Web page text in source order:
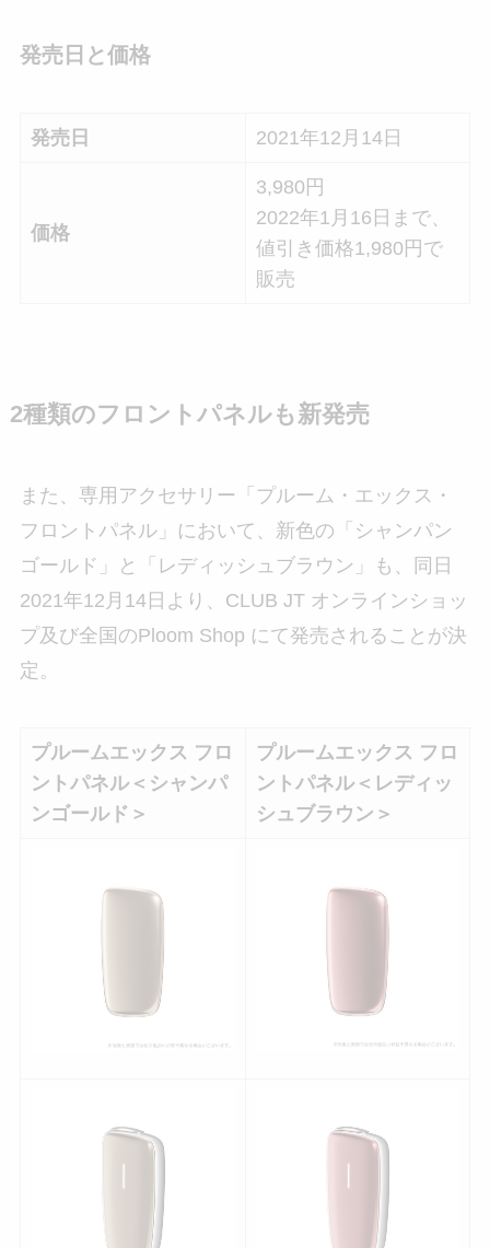
発売日と価格
発売日 2021年12月14日
価格
3,980円
2022年1月16日まで、
値引き価格1,980円で
販売
2種類のフロントパネルも新発売
また、専用アクセサリー「プルーム・エックス・
フロントパネル」において、新色の「シャンパン
ゴールド」と「レディッシュブラウン」も、同日
2021年12月14日より、CLUB JT オンラインショッ
プ及び全国のPloom Shop にて発売されることが決
定。
プルームエックス フロ
ントパネル＜シャンパ
ンゴールド＞
プルームエックス フロ
ントパネル＜レディッ
シュブラウン＞